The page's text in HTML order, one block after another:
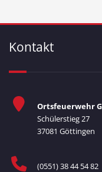
Kontakt
Ortsfeuerwehr
Schülerstieg 27
37081 Göttingen
(0551) 38 44 54 82